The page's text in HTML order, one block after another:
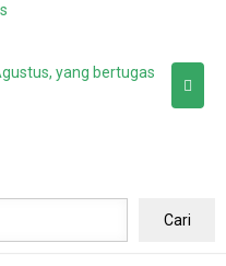
yang bertugas
Cari